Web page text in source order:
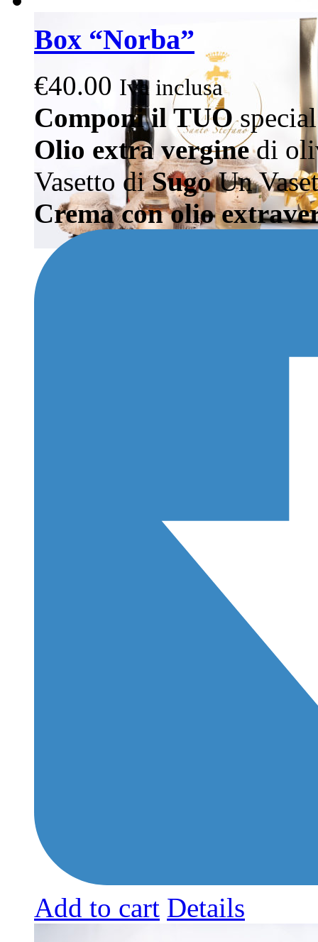
Box “Norba”
€40.00 Iva inclusa
Componi il TUO
Olio extra verginedi
Vasetto diSugoUn
Crema con olio
Add to cart
This
product
has
Details